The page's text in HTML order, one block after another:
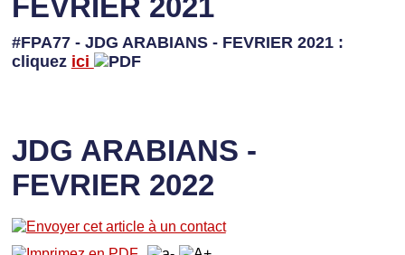
FEVRIER 2021
#FPA77 - JDG ARABIANS - FEVRIER 2021 :
cliquez ici
JDG ARABIANS -
FEVRIER 2022